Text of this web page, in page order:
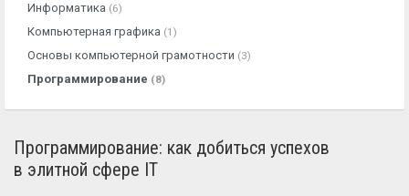
Информатика (6)
Компьютерная графика (1)
Основы компьютерной грамотности (3)
Программирование (8)
Программирование: как добиться успехов
в элитной сфере IT